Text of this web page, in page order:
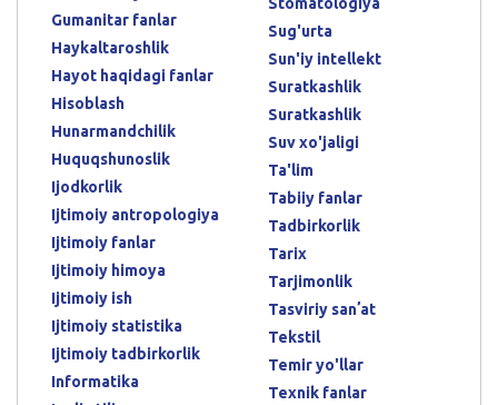
Gumanitar fanlar
Haykaltaroshlik
Hayot haqidagi fanlar
Hisoblash
Hunarmandchilik
Huquqshunoslik
Ijodkorlik
Ijtimoiy antropologiya
Ijtimoiy fanlar
Ijtimoiy himoya
Ijtimoiy ish
Ijtimoiy statistika
Ijtimoiy tadbirkorlik
Informatika
Sug'urta
Sun'iy intellekt
Suratkashlik
Suratkashlik
Suv xo'jaligi
Ta'lim
Tabiiy fanlar
Tadbirkorlik
Tarix
Tarjimonlik
Tasviriy sanʼat
Tekstil
Temir yo'llar
Texnik fanlar